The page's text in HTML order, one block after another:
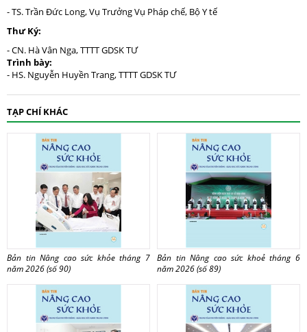
- TS. Trần Đức Long, Vụ Trưởng Vụ Pháp chế, Bộ Y tế
Thư Ký:
- CN. Hà Vân Nga, TTTT GDSK TƯ
Trình bày:
- HS. Nguyễn Huyền Trang, TTTT GDSK TƯ
TẠP CHÍ KHÁC
Bản tin Nâng cao sức khỏe tháng 7
năm 2026 (số 90)
Bản tin Nâng cao sức khoẻ tháng 6
năm 2026 (số 89)